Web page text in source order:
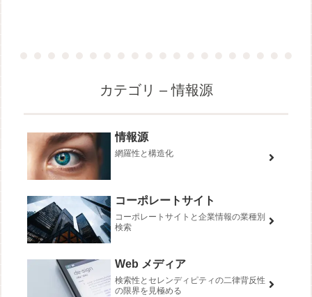
カテゴリ – 情報源
情報源
網羅性と構造化
コーポレートサイト
コーポレートサイトと企業情報の業種別
検索
Web メディア
検索性とセレンディピティの二律背反性
の限界を見極める